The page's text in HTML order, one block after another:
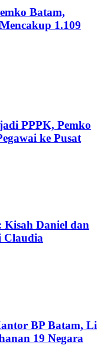
Batam,
1.109
PPPK, Pemko
ke Pusat
Kisah Daniel dan
Claudia
BP Batam, Li
19 Negara